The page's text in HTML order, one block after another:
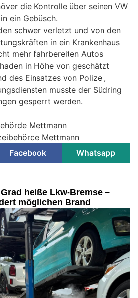
die Kontrolle über seinen VW
ein Gebüsch.
schwer verletzt und von den
in ein Krankenhaus
mehr fahrbereiten Autos
in Höhe von geschätzt
des Einsatzes von Polizei,
musste der Südring
gesperrt werden.
Mettmann
Mettmann
Facebook Whatsapp
heiße Lkw-Bremse –
möglichen Brand